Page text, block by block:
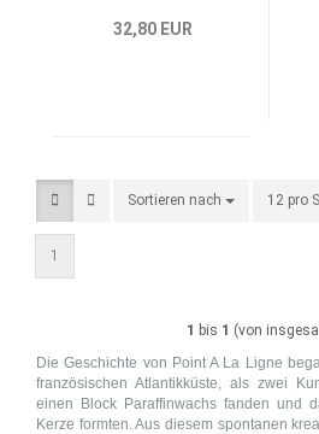
32,80 EUR
Sortieren nach
Sortieren nach 12 pro
pro
1
1 bis 1 (von
Die Geschichte von Point A La Ligne
französischen Atlantikküste, als zwei
einen Block Paraffinwachs fanden und
Kerze formten. Aus diesem spontanen